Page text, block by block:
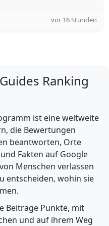
vor 16 Stunden
Ranking
ist eine weltweite
die Bewertungen
beantworten, Orte
Fakten auf Google
Menschen verlassen
entscheiden, wohin sie
Beiträge Punkte, mit
und auf ihrem Weg